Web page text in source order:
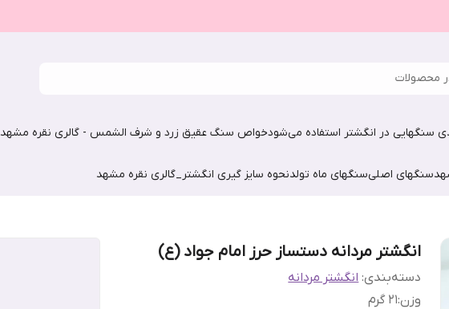
محصولات
سنگهایی در انگشتر استفاده می‌شودخواص سنگ عقیق زرد و شرف الشمس - گالری نقره مشهد
سنگهای اصلیسنگهای ماه تولدنحوه سایز گیری انگشتر_گالری نقره مشهد
انگشتر مردانه دستساز حرز امام جواد (ع)
دسته‌بندی:انگشتر مردانه
وزن:21 گرم